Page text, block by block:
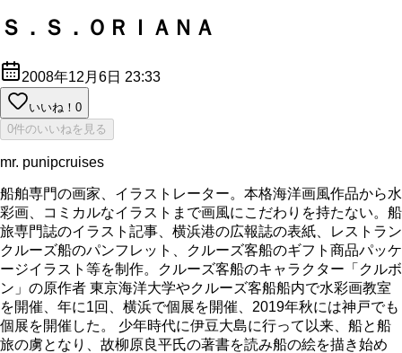
Ｓ．Ｓ．ＯＲＩＡＮＡ
2008年12月6日 23:33
いいね！ 0
0件のいいねを見る
mr. punipcruises
船舶専門の画家、イラストレーター。本格海洋画風作品から水
彩画、コミカルなイラストまで画風にこだわりを持たない。船
旅専門誌のイラスト記事、横浜港の広報誌の表紙、レストラン
クルーズ船のパンフレット、クルーズ客船のギフト商品パッケ
ージイラスト等を制作。クルーズ客船のキャラクター「クルボ
ン」の原作者 東京海洋大学やクルーズ客船船内で水彩画教室
を開催、年に1回、横浜で個展を開催、2019年秋には神戸でも
個展を開催した。 少年時代に伊豆大島に行って以来、船と船
旅の虜となり、故柳原良平氏の著書を読み船の絵を描き始め